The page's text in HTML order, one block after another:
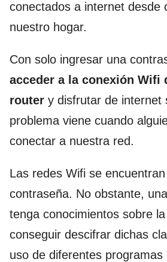
conectados a internet desde
nuestro hogar.
Con solo ingresar una
acceder a la conexión Wifi
router y disfrutar de internet
problema viene cuando
conectar a nuestra red.
Las redes Wifi se
contraseña. No obstante,
tenga conocimientos sobre
conseguir descifrar dichas
uso de diferentes